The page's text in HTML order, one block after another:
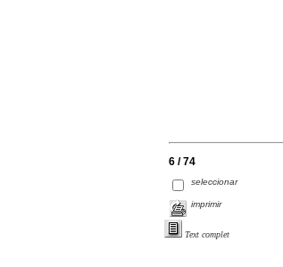
6 / 74
seleccionar
imprimir
Text complet